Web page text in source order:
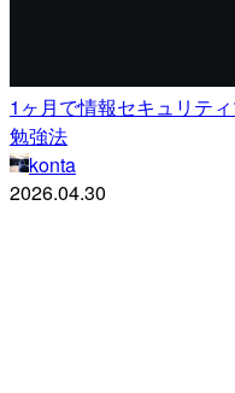
1ヶ月で情報セキュリテ
勉強法
konta
2026.04.30